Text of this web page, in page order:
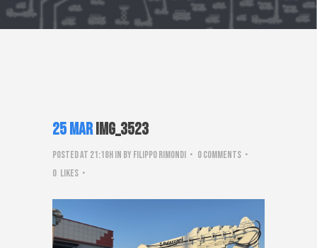
25 MarIMG_3523
Posted at 21:18hin by Filippo Rimondi
0 Comments
0 Likes